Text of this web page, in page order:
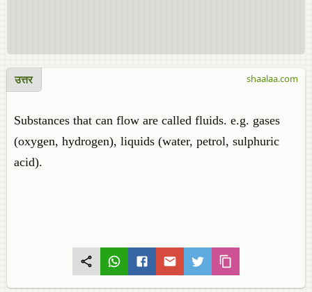
उत्तर
Substances that can flow are called fluids. e.g. gases
(oxygen, hydrogen), liquids (water, petrol, sulphuric
acid).
shaalaa.com